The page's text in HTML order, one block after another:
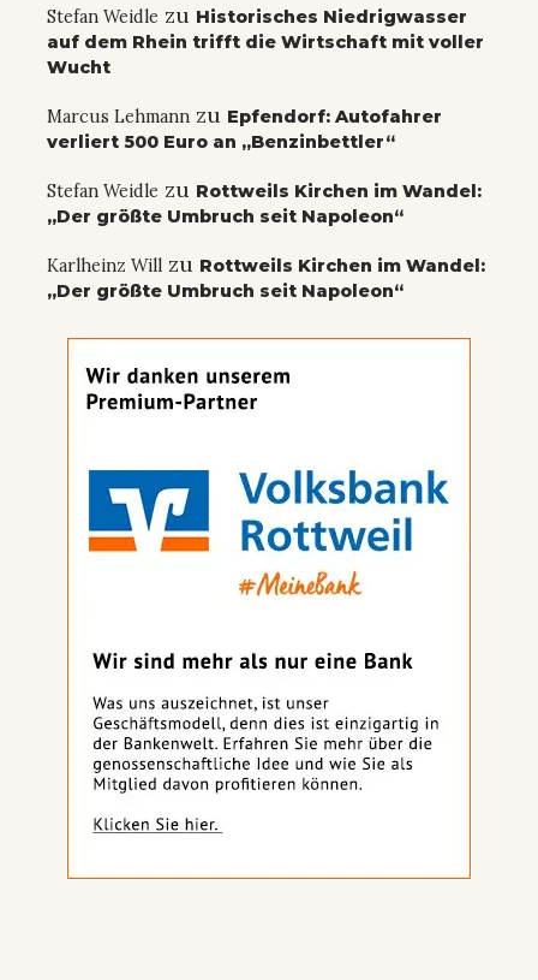
Stefan Weidle zu Historisches Niedrigwasser
auf dem Rhein trifft die Wirtschaft mit voller
Wucht
Marcus Lehmann zu Epfendorf: Autofahrer
verliert 500 Euro an „Benzinbettler“
Stefan Weidle zu Rottweils Kirchen im Wandel:
„Der größte Umbruch seit Napoleon“
Karlheinz Will zu Rottweils Kirchen im Wandel:
„Der größte Umbruch seit Napoleon“